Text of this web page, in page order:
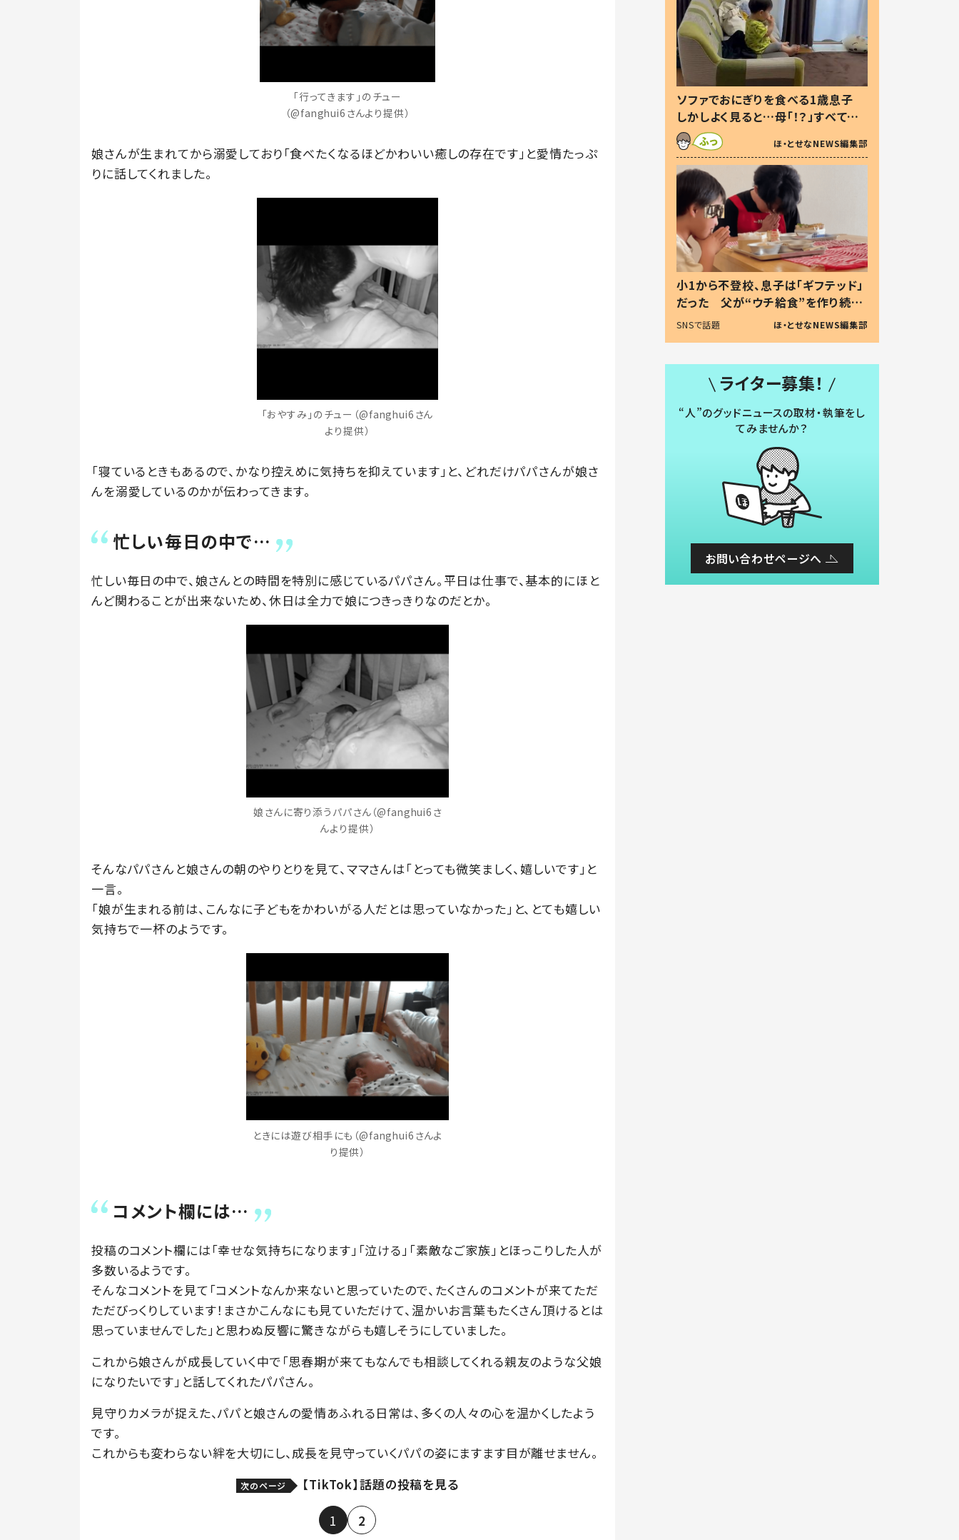
「行ってきます」のチュー
（@fanghui6さんより提供）
娘さんが生まれてから溺愛しており「食べたくなるほどかわいい癒しの存在です」と愛情たっぷ
りに話してくれました。
「おやすみ」のチュー（@fanghui6さん
より提供）
「寝ているときもあるので、かなり控えめに気持ちを抑えています」と、どれだけパパさんが娘さ
んを溺愛しているのかが伝わってきます。
忙しい毎日の中で…
忙しい毎日の中で、娘さんとの時間を特別に感じているパパさん。平日は仕事で、基本的にほと
んど関わることが出来ないため、休日は全力で娘につきっきりなのだとか。
娘さんに寄り添うパパさん（@fanghui6さ
んより提供）
そんなパパさんと娘さんの朝のやりとりを見て、ママさんは「とっても微笑ましく、嬉しいです」と
一言。
「娘が生まれる前は、こんなに子どもをかわいがる人だとは思っていなかった」と、とても嬉しい
気持ちで一杯のようです。
ときには遊び相手にも（@fanghui6さんよ
り提供）
コメント欄には…
投稿のコメント欄には「幸せな気持ちになります」「泣ける」「素敵なご家族」とほっこりした人が
多数いるようです。
そんなコメントを見て「コメントなんか来ないと思っていたので、たくさんのコメントが来てただ
ただびっくりしています！まさかこんなにも見ていただけて、温かいお言葉もたくさん頂けるとは
思っていませんでした」と思わぬ反響に驚きながらも嬉しそうにしていました。
これから娘さんが成長していく中で「思春期が来てもなんでも相談してくれる親友のような父娘
になりたいです」と話してくれたパパさん。
見守りカメラが捉えた、パパと娘さんの愛情あふれる日常は、多くの人々の心を温かくしたよう
です。
これからも変わらない絆を大切にし、成長を見守っていくパパの姿にますます目が離せません。
次のページ 【TikTok】話題の投稿を見る
1 2
ソファでおにぎりを食べる1歳息子
しかしよく見ると…母「！？」すべてを
察した母の投稿に「可愛いから許
す！」「現行犯〜」
ほ・とせなNEWS編集部
小1から不登校、息子は「ギフテッド」
だった 父が“ウチ給食”を作り続け
る理由とは #令和の親 #令和の子
SNSで話題 ほ・とせなNEWS編集部
ライター募集！
“人”のグッドニュースの取材・執筆をし
てみませんか？
お問い合わせページへ